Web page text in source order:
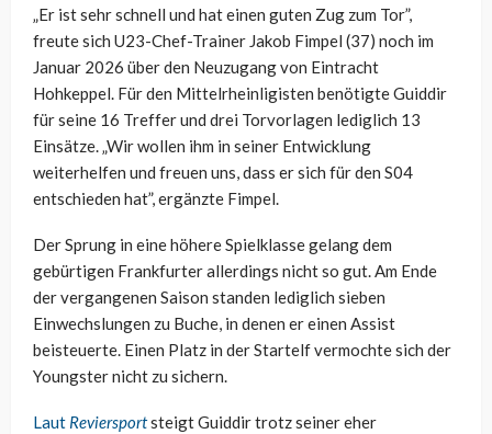
„Er ist sehr schnell und hat einen guten Zug zum Tor”,
freute sich U23-Chef-Trainer Jakob Fimpel (37) noch im
Januar 2026 über den Neuzugang von Eintracht
Hohkeppel. Für den Mittelrheinligisten benötigte Guiddir
für seine 16 Treffer und drei Torvorlagen lediglich 13
Einsätze. „Wir wollen ihm in seiner Entwicklung
weiterhelfen und freuen uns, dass er sich für den S04
entschieden hat”, ergänzte Fimpel.
Der Sprung in eine höhere Spielklasse gelang dem
gebürtigen Frankfurter allerdings nicht so gut. Am Ende
der vergangenen Saison standen lediglich sieben
Einwechslungen zu Buche, in denen er einen Assist
beisteuerte. Einen Platz in der Startelf vermochte sich der
Youngster nicht zu sichern.
Laut Reviersportsteigt Guiddir trotz seiner eher